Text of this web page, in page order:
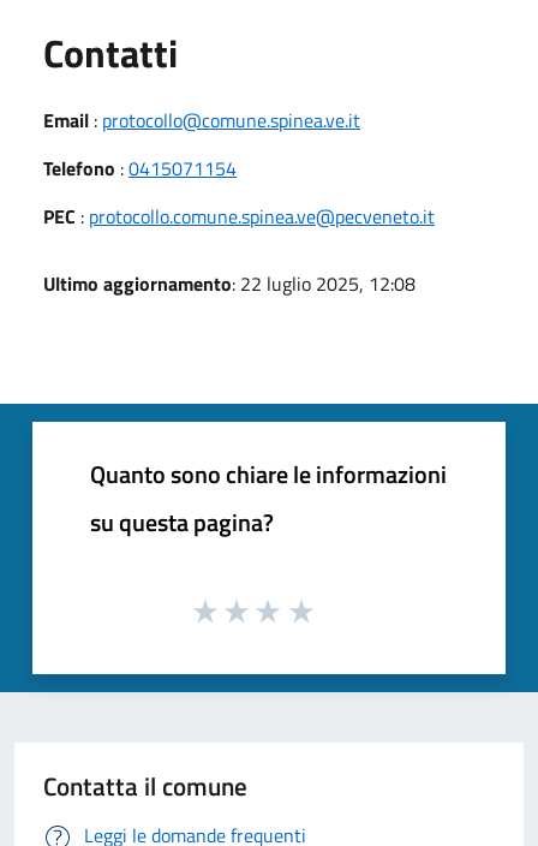
Contatti
Email : protocollo@comune.spinea.ve.it
Telefono :0415071154
PEC : protocollo.comune.spinea.ve@pecveneto.it
Ultimo aggiornamento: 22 luglio 2025, 12:08
Quanto sono chiare le informazioni
su questa pagina?
Contatta il comune
Leggi le domande frequenti